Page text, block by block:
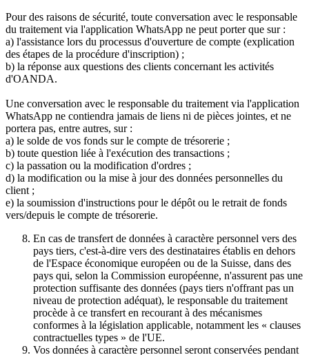
Pour des raisons de sécurité, toute conversation avec le responsable
du traitement via l'application WhatsApp ne peut porter que sur :
a) l'assistance lors du processus d'ouverture de compte (explication
des étapes de la procédure d'inscription) ;
b) la réponse aux questions des clients concernant les activités
d'OANDA.
Une conversation avec le responsable du traitement via l'application
WhatsApp ne contiendra jamais de liens ni de pièces jointes, et ne
portera pas, entre autres, sur :
a) le solde de vos fonds sur le compte de trésorerie ;
b) toute question liée à l'exécution des transactions ;
c) la passation ou la modification d'ordres ;
d) la modification ou la mise à jour des données personnelles du
client ;
e) la soumission d'instructions pour le dépôt ou le retrait de fonds
vers/depuis le compte de trésorerie.
En cas de transfert de données à caractère personnel vers des
pays tiers, c'est-à-dire vers des destinataires établis en dehors
de l'Espace économique européen ou de la Suisse, dans des
pays qui, selon la Commission européenne, n'assurent pas une
protection suffisante des données (pays tiers n'offrant pas un
niveau de protection adéquat), le responsable du traitement
procède à ce transfert en recourant à des mécanismes
conformes à la législation applicable, notamment les « clauses
contractuelles types » de l'UE.
Vos données à caractère personnel seront conservées pendant